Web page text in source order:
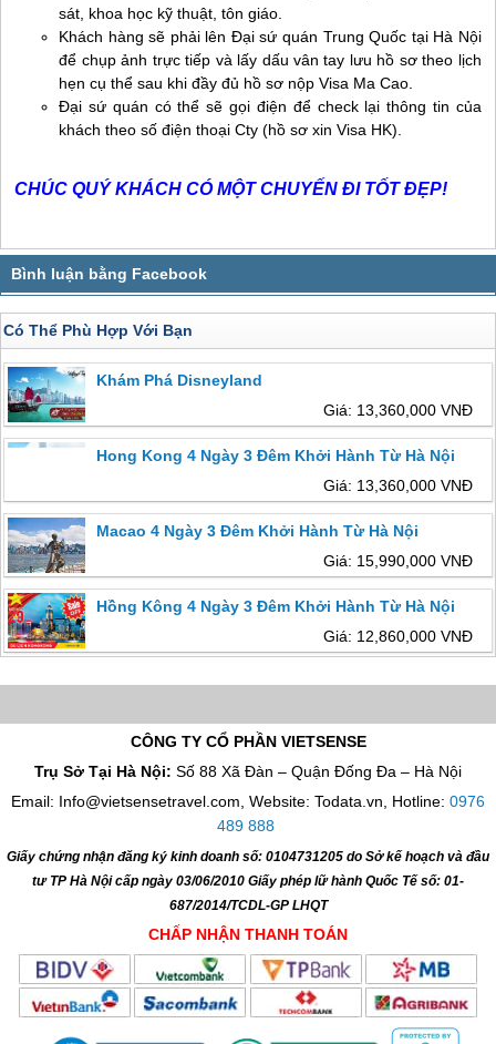
sát, khoa học kỹ thuật, tôn giáo.
Khách hàng sẽ phải lên Đại sứ quán Trung Quốc tại Hà Nội
để chụp ảnh trực tiếp và lấy dấu vân tay lưu hồ sơ theo lịch
hẹn cụ thể sau khi đầy đủ hồ sơ nộp Visa Ma Cao.
Đại sứ quán có thể sẽ gọi điện để check lại thông tin của
khách theo số điện thoại Cty (hồ sơ xin Visa HK).
CHÚC QUÝ KHÁCH CÓ MỘT CHUYẾN ĐI TỐT ĐẸP!
Có Thể Phù Hợp Với Bạn
Khám Phá Disneyland
Giá: 13,360,000 VNĐ
Hong Kong 4 Ngày 3 Đêm Khởi Hành Từ Hà Nội
Giá: 13,360,000 VNĐ
Macao 4 Ngày 3 Đêm Khởi Hành Từ Hà Nội
Giá: 15,990,000 VNĐ
Hồng Kông 4 Ngày 3 Đêm Khởi Hành Từ Hà Nội
Giá: 12,860,000 VNĐ
CÔNG TY CỔ PHẦN VIETSENSE
Trụ Sở Tại Hà Nội: Số 88 Xã Đàn – Quận Đống Đa – Hà Nội
Email: Info@vietsensetravel.com, Website: Todata.vn, Hotline: 0976
489 888
Giấy chứng nhận đăng ký kinh doanh số: 0104731205 do Sở kế hoạch và đầu
tư TP Hà Nội cấp ngày 03/06/2010 Giấy phép lữ hành Quốc Tế số: 01-
687/2014/TCDL-GP LHQT
CHẤP NHẬN THANH TOÁN